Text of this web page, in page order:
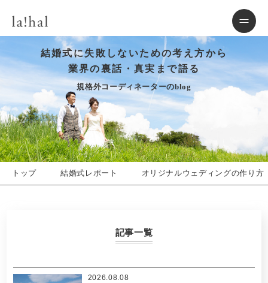
結婚式に失敗しないための考え方から
業界の裏話・真実まで語る
規格外コーディネーターのblog
トップ 結婚式レポート オリジナルウェディングの作り方
記事一覧
2026.08.08